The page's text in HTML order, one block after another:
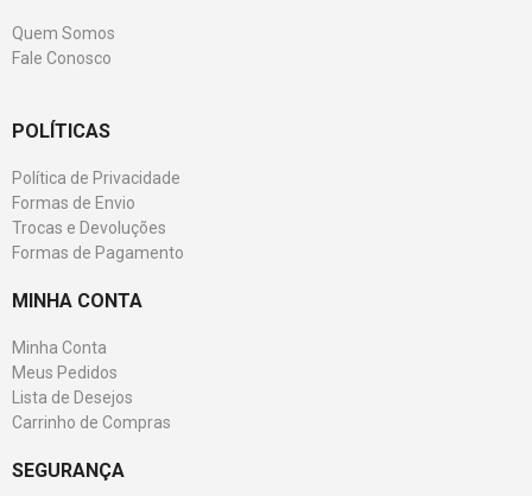
Quem Somos
Fale Conosco
POLÍTICAS
Política de Privacidade
Formas de Envio
Trocas e Devoluções
Formas de Pagamento
MINHA CONTA
Minha Conta
Meus Pedidos
Lista de Desejos
Carrinho de Compras
SEGURANÇA